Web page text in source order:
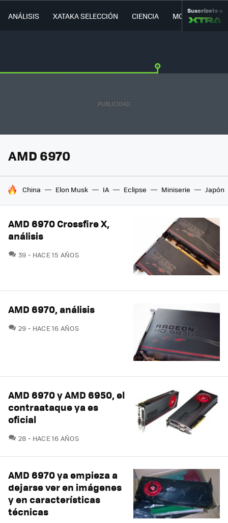
ANÁLISIS XATAKA SELECCIÓN CIENCIA MOVILIDAD
Suscríbete a
AMD 6970
HOY SE HABLA DE
China Elon Musk IA Eclipse Miniserie Japón
AMD 6970 Crossfire X,
análisis
39 COMENTARIOS
HACE 15 AÑOS
AMD 6970, análisis
29 COMENTARIOS
HACE 16 AÑOS
AMD 6970 y AMD 6950, el
contraataque ya es
oficial
28 COMENTARIOS
HACE 16 AÑOS
AMD 6970 ya empieza a
dejarse ver en imágenes
y en características
técnicas